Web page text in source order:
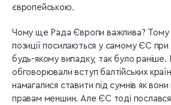
європейською.
Чому ще Рада Європи важлива? Тому
позиції посилаються у самому ЄС при
будь-якому випадку, так було раніше.
обговорювали вступ балтійських
намагалися ставити під сумнів як
правам меншин. Але ЄС тоді